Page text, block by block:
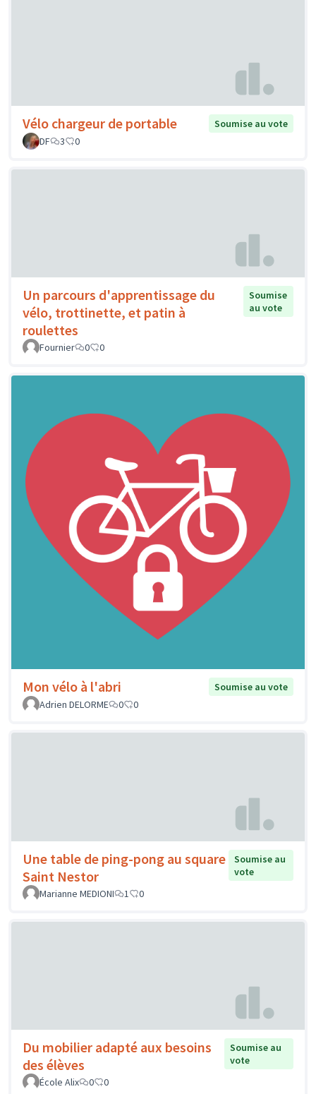
Vélo chargeur de portable
Soumise au vote
DF
3 0
Un parcours d'apprentissage du
vélo, trottinette, et patin à
roulettes
Soumise
au vote
Fournier 0 0
Mon vélo à l'abri
Soumise au vote
Adrien DELORME
0 0
Une table de ping-pong au square
Saint Nestor
Soumise au
vote
Marianne MEDIONI
1 0
Du mobilier adapté aux besoins
des élèves
Soumise au
vote
École Alix
0 0